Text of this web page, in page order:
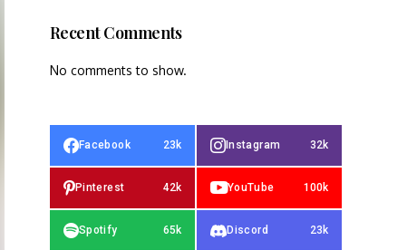
Recent Comments
No comments to show.
Facebook 23k Instagram 32k
Pinterest 42k YouTube 100k
Spotify 65k Discord 23k